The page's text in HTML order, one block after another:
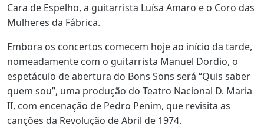
Cara de Espelho, a guitarrista Luísa Amaro e o Coro das
Mulheres da Fábrica.
Embora os concertos comecem hoje ao início da tarde,
nomeadamente com o guitarrista Manuel Dordio, o
espetáculo de abertura do Bons Sons será “Quis saber
quem sou”, uma produção do Teatro Nacional D. Maria
II, com encenação de Pedro Penim, que revisita as
canções da Revolução de Abril de 1974.